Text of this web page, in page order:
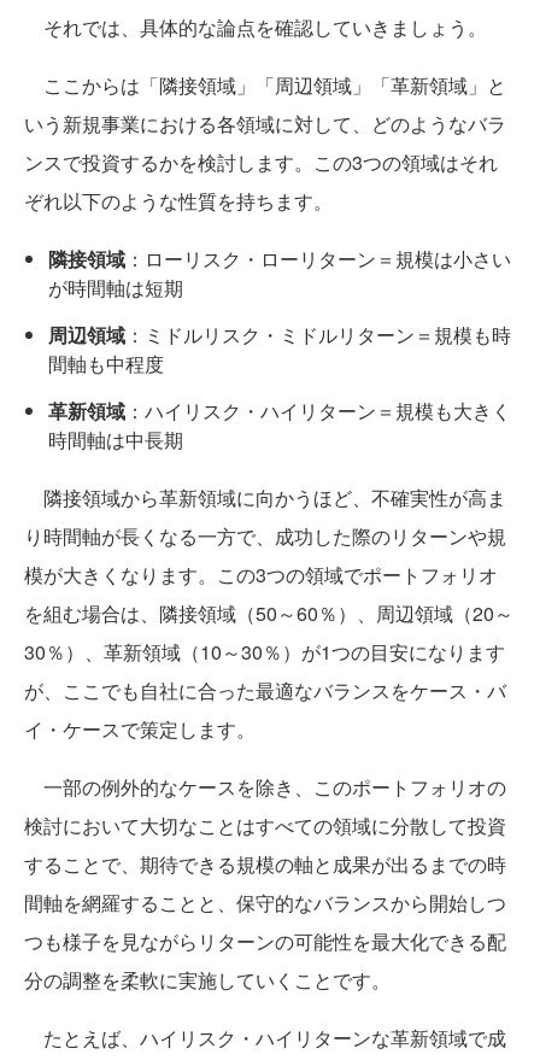
それでは、具体的な論点を確認していきましょう。
ここからは「隣接領域」「周辺領域」「革新領域」と
いう新規事業における各領域に対して、どのようなバラ
ンスで投資するかを検討します。この3つの領域はそれ
ぞれ以下のような性質を持ちます。
隣接領域 ：ローリスク・ローリターン＝規模は小さい
が時間軸は短期
周辺領域 ：ミドルリスク・ミドルリターン＝規模も時
間軸も中程度
革新領域 ：ハイリスク・ハイリターン＝規模も大きく
時間軸は中長期
隣接領域から革新領域に向かうほど、不確実性が高ま
り時間軸が長くなる一方で、成功した際のリターンや規
模が大きくなります。この3つの領域でポートフォリオ
を組む場合は、隣接領域（50～60％）、周辺領域（20～
30％）、革新領域（10～30％）が1つの目安になります
が、ここでも自社に合った最適なバランスをケース・バ
イ・ケースで策定します。
一部の例外的なケースを除き、このポートフォリオの
検討において大切なことはすべての領域に分散して投資
することで、期待できる規模の軸と成果が出るまでの時
間軸を網羅することと、保守的なバランスから開始しつ
つも様子を見ながらリターンの可能性を最大化できる配
分の調整を柔軟に実施していくことです。
たとえば、ハイリスク・ハイリターンな革新領域で成